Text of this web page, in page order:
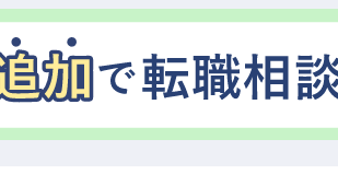
リティへと繋げていきませんか。